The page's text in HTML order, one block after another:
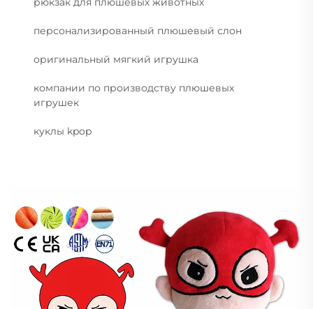
персонализированный плюшевый слон
оригинальный мягкий игрушка
компании по производству плюшевых
игрушек
куклы kpop